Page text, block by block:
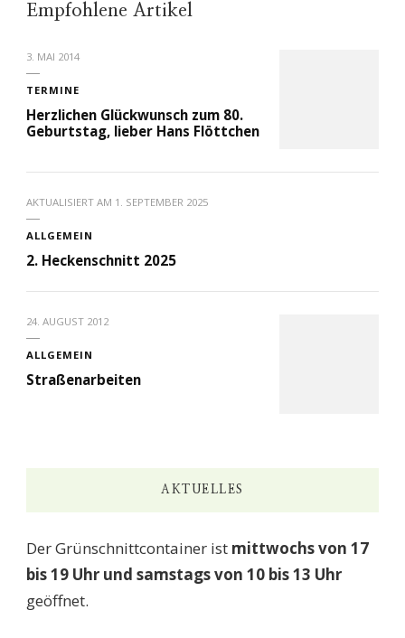
Empfohlene Artikel
3. MAI 2014
TERMINE
Herzlichen Glückwunsch zum 80.
Geburtstag, lieber Hans Flöttchen
AKTUALISIERT AM 1. SEPTEMBER 2025
ALLGEMEIN
2. Heckenschnitt 2025
24. AUGUST 2012
ALLGEMEIN
Straßenarbeiten
AKTUELLES
Der Grünschnittcontainer ist mittwochs von 17
bis 19 Uhr und samstags von 10 bis 13 Uhr
geöffnet.